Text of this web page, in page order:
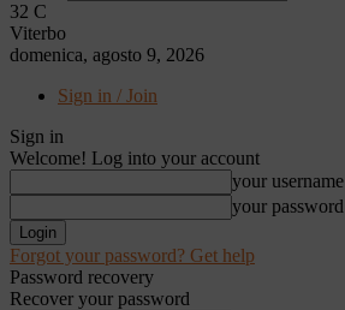
32 C
Viterbo
domenica, agosto 9, 2026
Sign in / Join
Sign in
Welcome! Log into your account
your username
your password
Forgot your password? Get help
Password recovery
Recover your password